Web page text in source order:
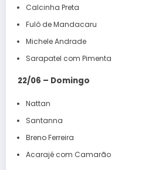
Calcinha Preta
Fulô de Mandacaru
Michele Andrade
Sarapatel com Pimenta
22/06 – Domingo
Nattan
Santanna
Breno Ferreira
Acarajé com Camarão